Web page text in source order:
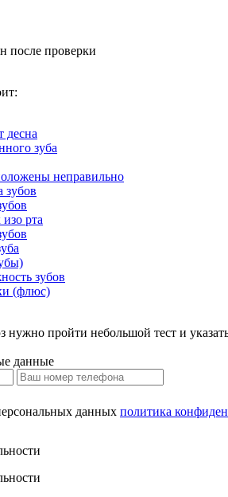
после проверки
десна
зуба
неправильно
зубов
рта
зубов
(флюс)
нужно пройти небольшой тест и
данные
данных политика